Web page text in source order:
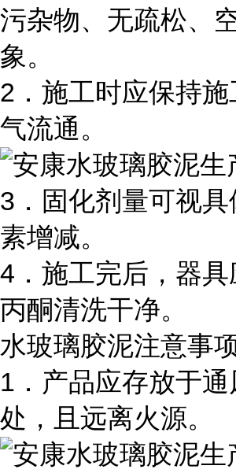
污杂物、无疏松、
象。
2．施工时应保持施
气流通。
3．固化剂量可视具
素增减。
4．施工完后，器具
丙酮清洗干净。
水玻璃胶泥注意事
1．产品应存放于通
处，且远离火源。